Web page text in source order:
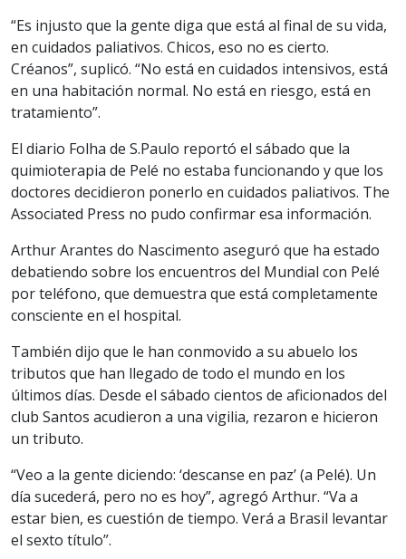
“Es injusto que la gente diga que está al final de su vida,
en cuidados paliativos. Chicos, eso no es cierto.
Créanos”, suplicó. “No está en cuidados intensivos, está
en una habitación normal. No está en riesgo, está en
tratamiento”.
El diario Folha de S.Paulo reportó el sábado que la
quimioterapia de Pelé no estaba funcionando y que los
doctores decidieron ponerlo en cuidados paliativos. The
Associated Press no pudo confirmar esa información.
Arthur Arantes do Nascimento aseguró que ha estado
debatiendo sobre los encuentros del Mundial con Pelé
por teléfono, que demuestra que está completamente
consciente en el hospital.
También dijo que le han conmovido a su abuelo los
tributos que han llegado de todo el mundo en los
últimos días. Desde el sábado cientos de aficionados del
club Santos acudieron a una vigilia, rezaron e hicieron
un tributo.
“Veo a la gente diciendo: ‘descanse en paz’ (a Pelé). Un
día sucederá, pero no es hoy”, agregó Arthur. “Va a
estar bien, es cuestión de tiempo. Verá a Brasil levantar
el sexto título”.